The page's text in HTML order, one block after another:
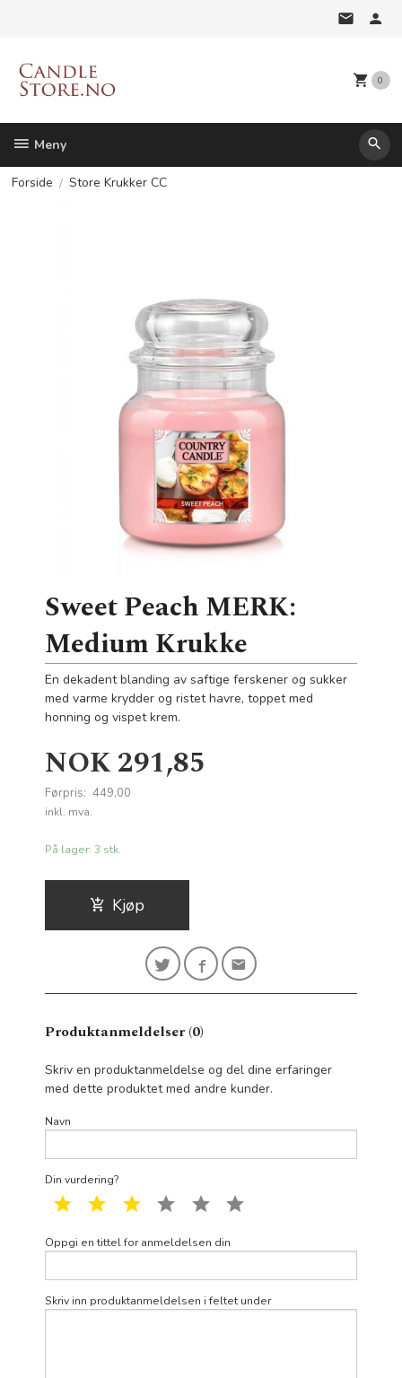
0
Meny
Forside Store Krukker CC
Sweet Peach MERK:
Medium Krukke
En dekadent blanding av saftige ferskener og sukker
med varme krydder og ristet havre, toppet med
honning og vispet krem.
Tilbud
NOK291,85
Førpris: 449,00
Rabatt
inkl. mva.
På lager: 3 stk.
Kjøp
Produktanmeldelser (0)
Skriv en produktanmeldelse og del dine erfaringer
med dette produktet med andre kunder.
Navn
Din vurdering?
1 star 2 star 3 star 4 star 5 star
Oppgi en tittel for anmeldelsen din
Skriv inn produktanmeldelsen i feltet under